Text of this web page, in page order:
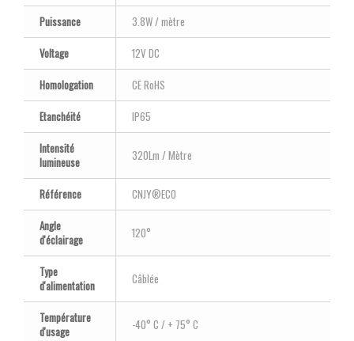
Puissance
3.8W / mètre
Voltage
12V DC
Homologation
CE RoHS
Etanchéité
IP65
Intensité
lumineuse
320Lm / Mètre
Référence
CNJY®ECO
Angle
d'éclairage
120°
Type
d'alimentation
Câblée
Température
d'usage
-40° C / + 75° C